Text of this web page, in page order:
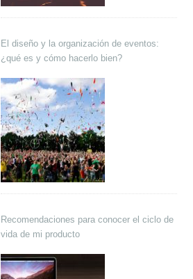
El diseño y la organización de eventos:
¿qué es y cómo hacerlo bien?
Recomendaciones para conocer el ciclo de
vida de mi producto